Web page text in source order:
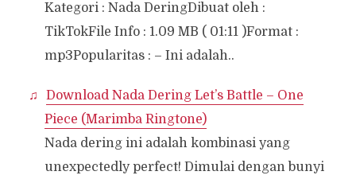
Kategori : Nada DeringDibuat oleh :
TikTokFile Info : 1.09 MB ( 01:11 )Format :
mp3Popularitas : – Ini adalah..
Download Nada Dering Let’s Battle – One
Piece (Marimba Ringtone)
Nada dering ini adalah kombinasi yang
unexpectedly perfect! Dimulai dengan bunyi